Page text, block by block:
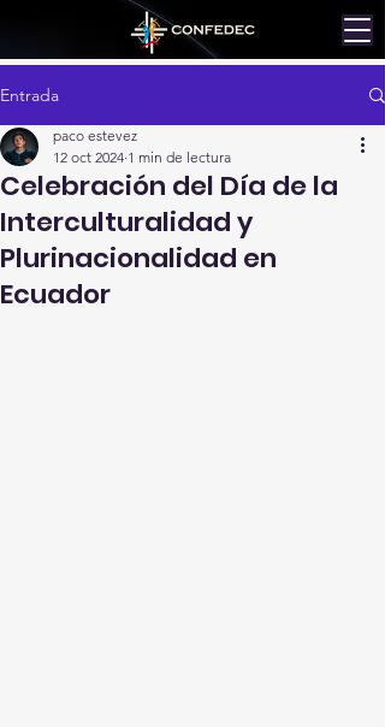
Entrada
Celebración del Día de la
Interculturalidad y
Plurinacionalidad en
Ecuador
paco estevez
12 oct 2024 1 min de lectura